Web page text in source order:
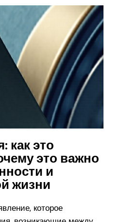
как это
это важно
и
жизни
которое